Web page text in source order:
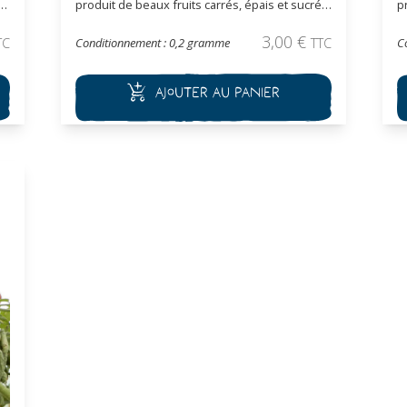
produit de beaux fruits carrés, épais et sucrés,
Variété vigoureuse, très productive, adaptée à
la culture en pleine terre ou sous abri.
Conditionnement : 0,2 gramme 3,00€ TTC
Ajouter au panier